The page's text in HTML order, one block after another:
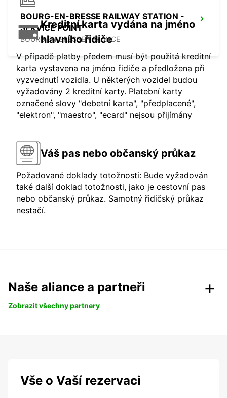
BOURG-EN-BRESSE RAILWAY STATION -
SERVICE POINT
BOURG EN BRESSE - FRANCE
Kreditní karta vydána na jméno
hlavního řidiče
V případě platby předem musí být použitá kreditní
karta vystavena na jméno řidiče a předložena při
vyzvednutí vozidla. U některých vozidel budou
vyžadovány 2 kreditní karty. Platební karty
označené slovy "debetní karta", "předplacené",
"elektron", "maestro", "ecard" nejsou přijímány
Váš pas nebo občanský průkaz
Požadované doklady totožnosti: Bude vyžadován
také další doklad totožnosti, jako je cestovní pas
nebo občanský průkaz. Samotný řidičský průkaz
nestačí.
Naše aliance a partneři
Zobrazit všechny partnery
Vše o Vaší rezervaci